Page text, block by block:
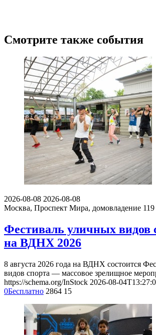
Смотрите также события
2026-08-08 2026-08-08
Москва, Проспект Мира, домовладение 119
Фестиваль уличных видов
на ВДНХ 2026
8 августа 2026 года на ВДНХ состоится
видов спорта — массовое зрелищное
https://schema.org/InStock 2026-08-
0Бесплатно 2864 15